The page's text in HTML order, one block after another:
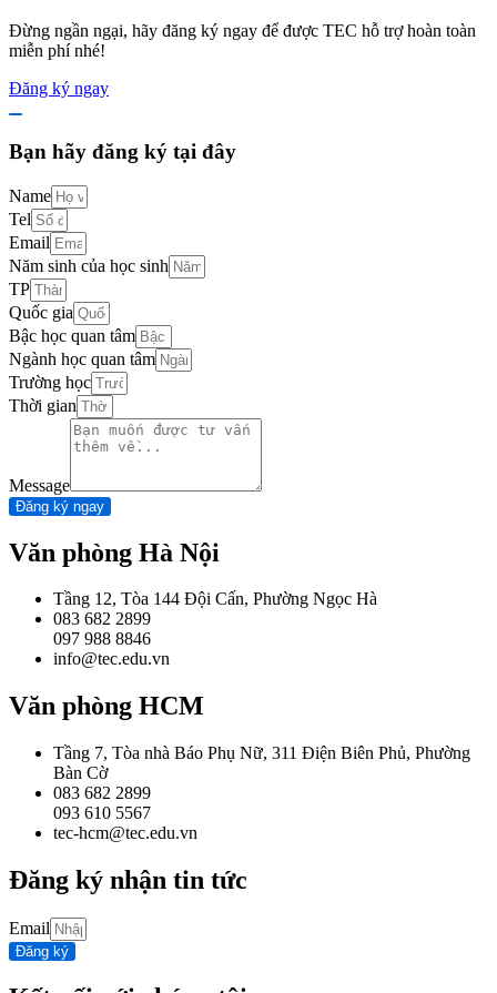
Đừng ngần ngại, hãy đăng ký ngay để được TEC hỗ trợ hoàn toàn
miễn phí nhé!
Đăng ký ngay
Bạn hãy đăng ký tại đây
Name
Tel
Email
Năm sinh của học sinh
TP
Quốc gia
Bậc học quan tâm
Ngành học quan tâm
Trường học
Thời gian
Message
Đăng ký ngay
Văn phòng Hà Nội
Tầng 12, Tòa 144 Đội Cấn, Phường Ngọc Hà
083 682 2899
097 988 8846
info@tec.edu.vn
Văn phòng HCM
Tầng 7, Tòa nhà Báo Phụ Nữ, 311 Điện Biên Phủ, Phường
Bàn Cờ
083 682 2899
093 610 5567
tec-hcm@tec.edu.vn
Đăng ký nhận tin tức
Email
Đăng ký